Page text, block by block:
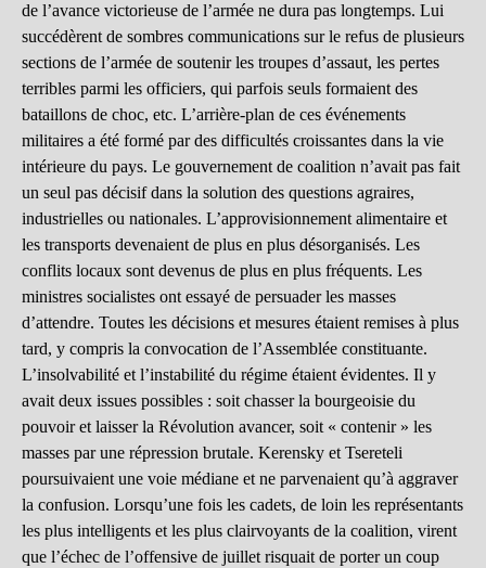
de l’avance victorieuse de l’armée ne dura pas longtemps. Lui
succédèrent de sombres communications sur le refus de plusieurs
sections de l’armée de soutenir les troupes d’assaut, les pertes
terribles parmi les officiers, qui parfois seuls formaient des
bataillons de choc, etc. L’arrière-plan de ces événements
militaires a été formé par des difficultés croissantes dans la vie
intérieure du pays. Le gouvernement de coalition n’avait pas fait
un seul pas décisif dans la solution des questions agraires,
industrielles ou nationales. L’approvisionnement alimentaire et
les transports devenaient de plus en plus désorganisés. Les
conflits locaux sont devenus de plus en plus fréquents. Les
ministres socialistes ont essayé de persuader les masses
d’attendre. Toutes les décisions et mesures étaient remises à plus
tard, y compris la convocation de l’Assemblée constituante.
L’insolvabilité et l’instabilité du régime étaient évidentes. Il y
avait deux issues possibles : soit chasser la bourgeoisie du
pouvoir et laisser la Révolution avancer, soit « contenir » les
masses par une répression brutale. Kerensky et Tsereteli
poursuivaient une voie médiane et ne parvenaient qu’à aggraver
la confusion. Lorsqu’une fois les cadets, de loin les représentants
les plus intelligents et les plus clairvoyants de la coalition, virent
que l’échec de l’offensive de juillet risquait de porter un coup